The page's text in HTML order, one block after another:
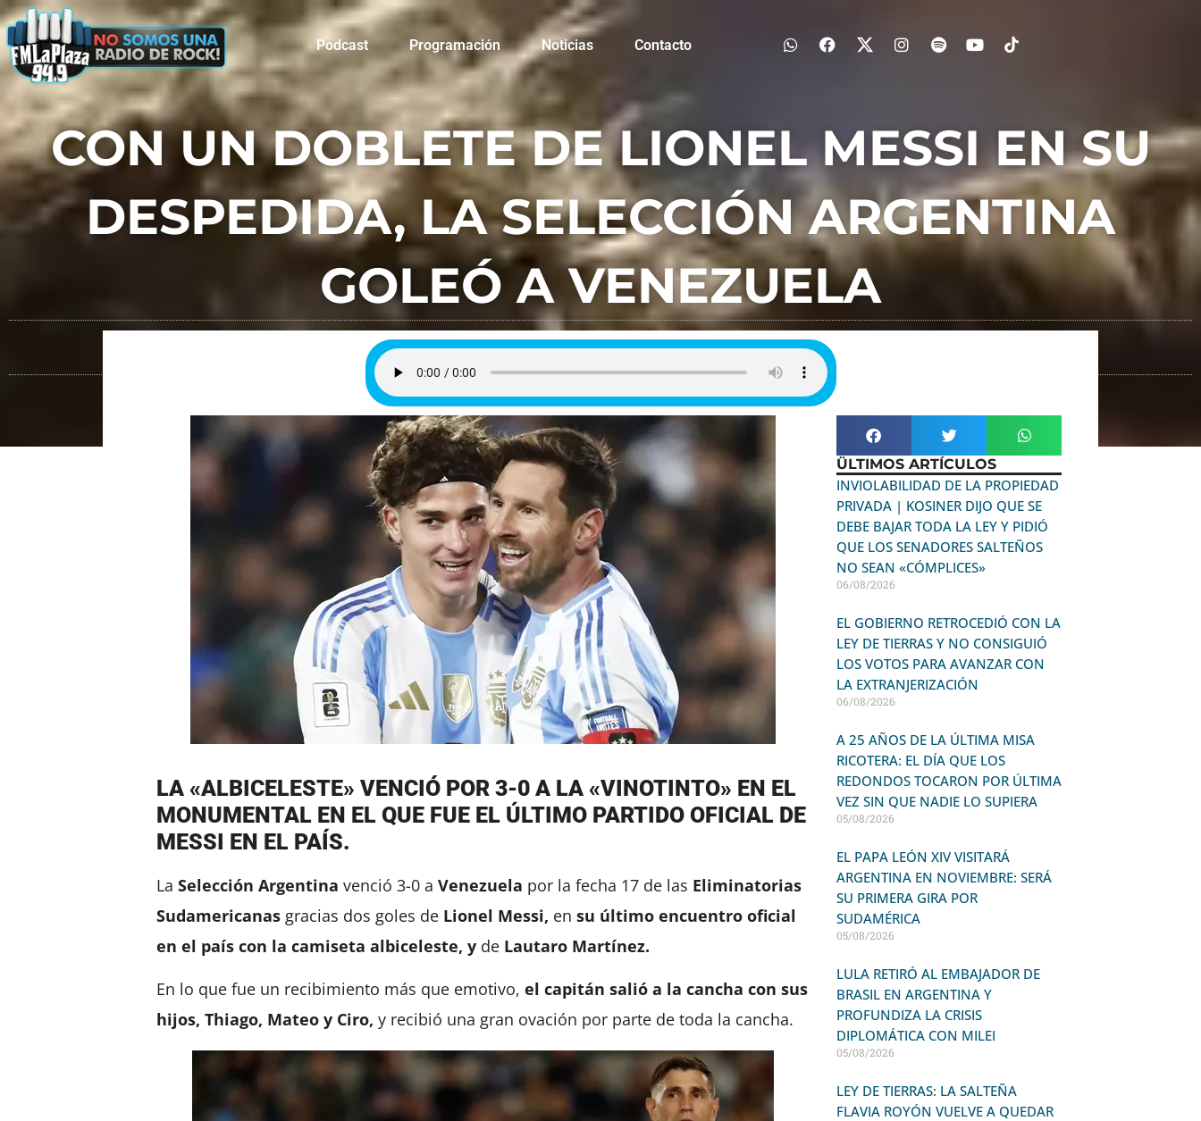
Podcast Programación Noticias Contacto
CON UN DOBLETE DE LIONEL MESSI EN SU
DESPEDIDA, LA SELECCIÓN ARGENTINA
GOLEÓ A VENEZUELA
FM La Plaza septiembre 5, 2025
LA «ALBICELESTE» VENCIÓ POR 3-0 A LA «VINOTINTO» EN EL
MONUMENTAL EN EL QUE FUE EL ÚLTIMO PARTIDO OFICIAL DE
MESSI EN EL PAÍS.
La Selección Argentina venció 3-0 a Venezuela por la fecha 17 de las Eliminatorias
Sudamericanas gracias dos goles de Lionel Messi, en su último encuentro oficial
en el país con la camiseta albiceleste, y de Lautaro Martínez.
En lo que fue un recibimiento más que emotivo, el capitán salió a la cancha con sus
hijos, Thiago, Mateo y Ciro, y recibió una gran ovación por parte de toda la cancha.
ÜLTIMOS ARTÍCULOS
INVIOLABILIDAD DE LA PROPIEDAD
PRIVADA | KOSINER DIJO QUE SE
DEBE BAJAR TODA LA LEY Y PIDIÓ
QUE LOS SENADORES SALTEÑOS
NO SEAN «CÓMPLICES»
06/08/2026
EL GOBIERNO RETROCEDIÓ CON LA
LEY DE TIERRAS Y NO CONSIGUIÓ
LOS VOTOS PARA AVANZAR CON
LA EXTRANJERIZACIÓN
06/08/2026
A 25 AÑOS DE LA ÚLTIMA MISA
RICOTERA: EL DÍA QUE LOS
REDONDOS TOCARON POR ÚLTIMA
VEZ SIN QUE NADIE LO SUPIERA
05/08/2026
EL PAPA LEÓN XIV VISITARÁ
ARGENTINA EN NOVIEMBRE: SERÁ
SU PRIMERA GIRA POR
SUDAMÉRICA
05/08/2026
LULA RETIRÓ AL EMBAJADOR DE
BRASIL EN ARGENTINA Y
PROFUNDIZA LA CRISIS
DIPLOMÁTICA CON MILEI
05/08/2026
LEY DE TIERRAS: LA SALTEÑA
FLAVIA ROYÓN VUELVE A QUEDAR